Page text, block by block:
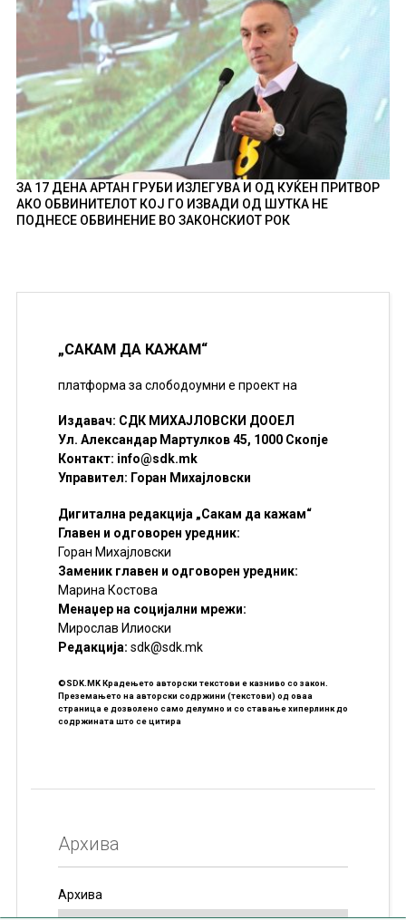
ЗА 17 ДЕНА АРТАН ГРУБИ ИЗЛЕГУВА И ОД КУЌЕН ПРИТВОР
АКО ОБВИНИТЕЛОТ КОЈ ГО ИЗВАДИ ОД ШУТКА НЕ
ПОДНЕСЕ ОБВИНЕНИЕ ВО ЗАКОНСКИОТ РОК
„САКАМ ДА КАЖАМ“
платформа за слободоумни е проект на
Издавач: СДК МИХАЈЛОВСКИ ДООЕЛ
Ул. Александар Мартулков 45, 1000 Скопје
Контакт: info@sdk.mk
Управител: Горан Михајловски
Дигитална редакција „Сакам да кажам“
Главен и одговорен уредник:
Горан Михајловски
Заменик главен и одговорен уредник:
Марина Костова
Менаџер на социјални мрежи:
Мирослав Илиоски
Редакцијa: sdk@sdk.mk
©SDK.MK Крадењето авторски текстови е казниво со закон.
Преземањето на авторски содржини (текстови) од оваа
страница е дозволено само делумно и со ставање хиперлинк до
содржината што се цитира
Архива
Архива